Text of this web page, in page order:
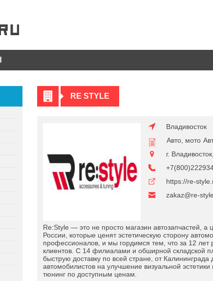
RE STYLE
Владивосток
Авто, мото
г.
https://re-
zakaz@re-
Re:Style — это не просто магазин автозапчастей,
России, которые ценят эстетическую сторону
профессионалов, и мы гордимся тем, что за 12
клиентов. С 14 филиалами и обширной складской
быструю доставку по всей стране, от
автомобилистов на улучшение визуальной
тюнинг по доступным ценам.